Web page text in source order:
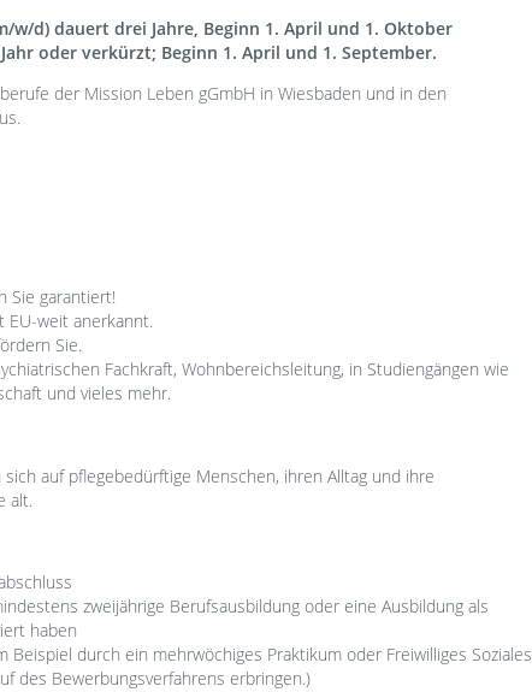
w/d) dauert drei Jahre, Beginn 1. April und 1. Oktober
oder verkürzt; Beginn 1. April und 1. September.
der Mission Leben gGmbH in Wiesbaden und in den
Sie garantiert!
EU-weit anerkannt.
Sie.
Fachkraft, Wohnbereichsleitung, in Studiengängen wie
und vieles mehr.
auf pflegebedürftige Menschen, ihren Alltag und ihre
alt.
zweijährige Berufsausbildung oder eine Ausbildung als
haben
durch ein mehrwöchiges Praktikum oder Freiwilliges Soziales
des Bewerbungsverfahrens erbringen.)